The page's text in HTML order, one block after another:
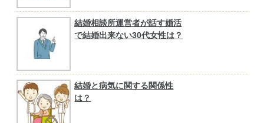
結婚相談所運営者が話す婚活
で結婚出来ない30代女性は？
結婚と病気に関する関係性
は？